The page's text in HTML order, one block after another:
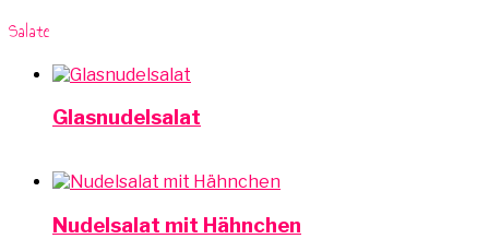
Salate
Glasnudelsalat
Nudelsalat mit Hähnchen